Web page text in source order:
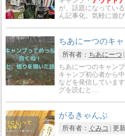
が、話題になってい
ん記事化。気軽に遊
ちあにーつのキ
所有者： ちあにーつ
ちあにーつのキャン
キャンプ初心者から
などを発信していま
グを読むと…
がるきゃんぷ
所有者： ぐみコ 更